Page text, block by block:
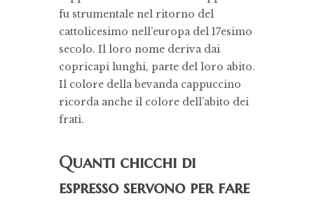
fu strumentale nel ritorno del
cattolicesimo nell’europa del 17esimo
secolo. Il loro nome deriva dai
copricapi lunghi, parte del loro abito.
Il colore della bevanda cappuccino
ricorda anche il colore dell’abito dei
frati.
Quanti chicchi di
espresso servono per fare